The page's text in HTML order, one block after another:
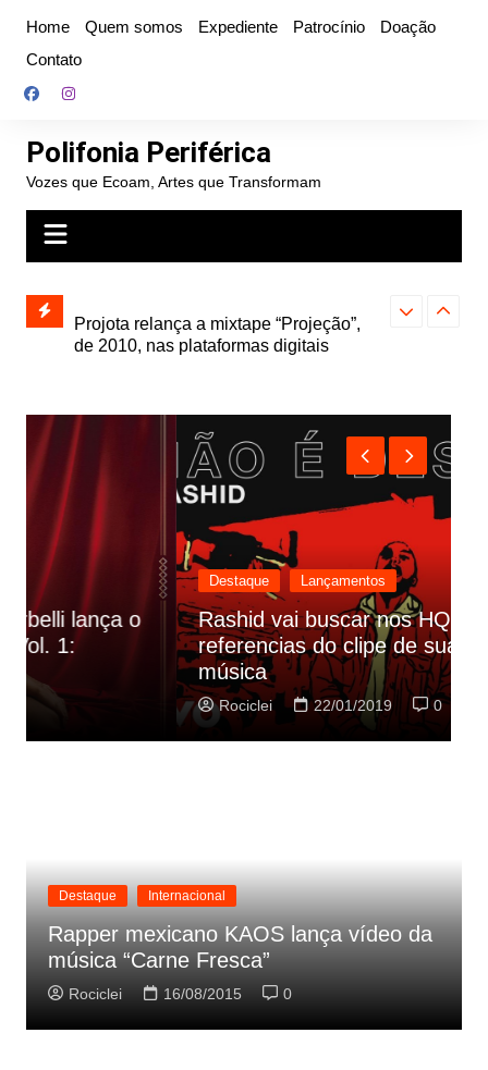
conteúdo
Home Quem somos Expediente Patrocínio
Doação
Contato
Polifonia Periférica
Vozes que Ecoam, Artes que Transformam
e abre
autoral,
de 2010, nas plataformas digitais
Farofa
Lançamentos
Rashid vai buscar nos HQs as
referencias do clipe de sua nova
22/01/2019 0
Destaque Internacional
Rapper mexicano KAOS lança vídeo da
música “Carne Fresca”
Rociclei 16/08/2015 0